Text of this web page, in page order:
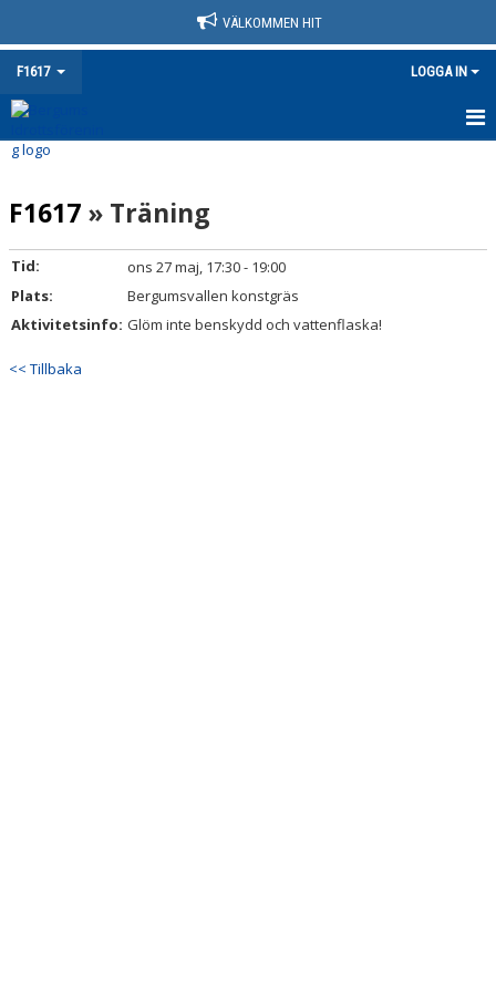
VÄLKOMMEN HIT
F1617 LOGGA IN
HEM
NYHETER
KALENDER
MATCHER
F1617 » Träning
Tid:
ons 27 maj, 17:30 - 19:00
Plats:
Bergumsvallen konstgräs
Aktivitetsinfo: Glöm inte benskydd och vattenflaska!
<< Tillbaka